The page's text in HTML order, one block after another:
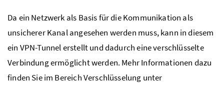
Da ein Netzwerk als Basis für die Kommunikation als
unsicherer Kanal angesehen werden muss, kann in diesem
ein VPN-Tunnel erstellt und dadurch eine verschlüsselte
Verbindung ermöglicht werden. Mehr Informationen dazu
finden Sie im Bereich Verschlüsselung unter